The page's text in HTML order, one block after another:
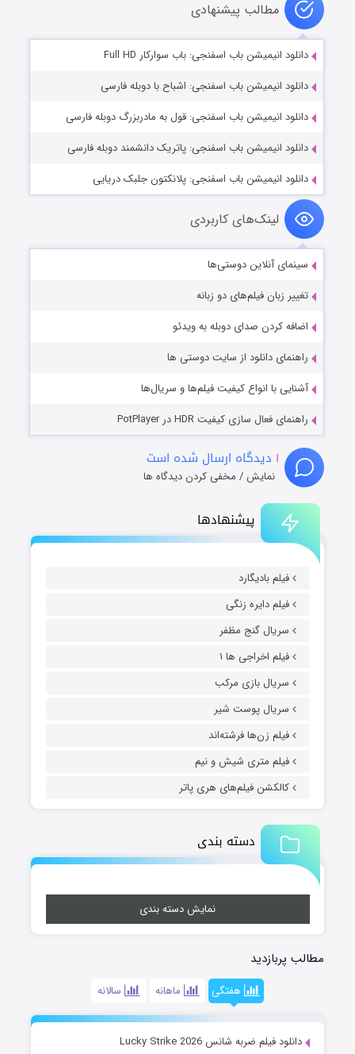
پیشنهادها
فیلم بادیگارد
فیلم دایره زنگی
سریال گنج مظفر
فیلم اخراجی ها ۱
سریال بازی مرکب
سریال پوست شیر
فیلم زن‌ها فرشته‌اند
فیلم متری شیش و نیم
کالکشن فیلم‌های هری پاتر
دسته بندی
نمایش دسته بندی
مطالب پربازدید
هفتگی ماهانه سالانه
دانلود فیلم ضربه شانس Lucky Strike 2026
مطالب پیشنهادی
دانلود انیمیشن باب اسفنجی: باب سوارکار Full HD
دانلود انیمیشن باب اسفنجی: اشباح با دوبله فارسی
دانلود انیمیشن باب اسفنجی: قول به مادربزرگ دوبله فارسی
دانلود انیمیشن باب اسفنجی: پاتریک دانشمند دوبله فارسی
دانلود انیمیشن باب اسفنجی: پلانکتون جلبک دریایی
لینک‌های کاربردی
سینمای آنلاین دوستی‌ها
تغییر زبان فیلم‌های دو زبانه
اضافه کردن صدای دوبله به ویدئو
راهنمای دانلود از سایت دوستی ها
آشنایی با انواع کیفیت فیلم‌ها و سریال‌ها
راهنمای فعال سازی کیفیت HDR در PotPlayer
۱ دیدگاه ارسال شده است
نمایش / مخفی کردن دیدگاه ها